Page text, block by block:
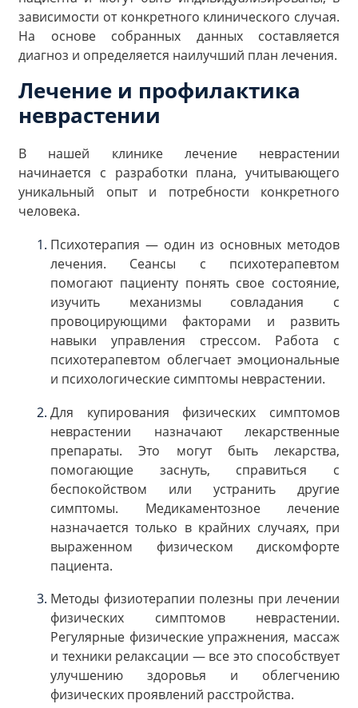
зависимости от конкретного клинического случая.
На основе собранных данных составляется
диагноз и определяется наилучший план лечения.
Лечение и профилактика
неврастении
В нашей клинике лечение неврастении
начинается с разработки плана, учитывающего
уникальный опыт и потребности конкретного
человека.
Психотерапия — один из основных методов
лечения. Сеансы с психотерапевтом
помогают пациенту понять свое состояние,
изучить механизмы совладания с
провоцирующими факторами и развить
навыки управления стрессом. Работа с
психотерапевтом облегчает эмоциональные
и психологические симптомы неврастении.
Для купирования физических симптомов
неврастении назначают лекарственные
препараты. Это могут быть лекарства,
помогающие заснуть, справиться с
беспокойством или устранить другие
симптомы. Медикаментозное лечение
назначается только в крайних случаях, при
выраженном физическом дискомфорте
пациента.
Методы физиотерапии полезны при лечении
физических симптомов неврастении.
Регулярные физические упражнения, массаж
и техники релаксации — все это способствует
улучшению здоровья и облегчению
физических проявлений расстройства.